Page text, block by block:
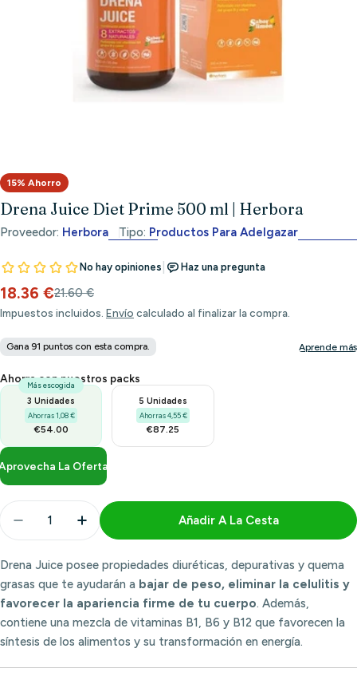
15% Ahorro
Drena Juice Diet Prime 500 ml | Herbora
Proveedor: Herbora Tipo: Productos Para Adelgazar
Precio
de
venta
18.36 €
Precio
habitual
21.60 €
Impuestos incluidos. Envío calculado al finalizar la compra.
Ahorra con nuestros packs
Más escogida
3 Unidades
Ahorras 1,08 €
€54.00
5 Unidades
Ahorras 4,55 €
€87.25
La Oferta
Disminuir Cantidad Para Drena Juice Diet Prime
Aumentar Cantidad Para Drena Juice
Añadir A La Cesta
Drena Juice posee propiedades diuréticas, depurativas y quema
grasas que te ayudarán a bajar de peso, eliminar la celulitis y
favorecer la apariencia firme de tu cuerpo. Además,
contiene una mezcla de vitaminas B1, B6 y B12 que favorecen la
síntesis de los alimentos y su transformación en energía.